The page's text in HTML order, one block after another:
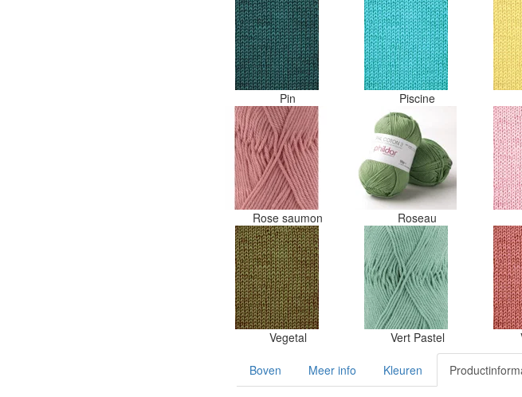
Pin Piscine
Rose saumon Roseau
Vegetal Vert Pastel
Boven Meer info Kleuren